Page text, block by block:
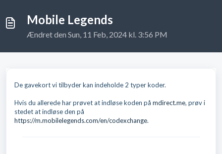
Mobile Legends
Ændret den Sun, 11 Feb, 2024 kl. 3:56 PM
De gavekort vi tilbyder kan indeholde 2 typer koder.
Hvis du allerede har prøvet at indløse koden på mdirect.me, prøv i
stedet at indløse den på
https://m.mobilelegends.com/en/codexchange.